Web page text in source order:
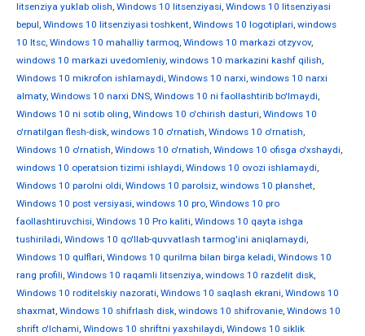
litsenziya yuklab olish, Windows 10 litsenziyasi, Windows 10 litsenziyasi
bepul, Windows 10 litsenziyasi toshkent, Windows 10 logotiplari, windows
10 ltsc, Windows 10 mahalliy tarmoq, Windows 10 markazi otzyvov,
windows 10 markazi uvedomleniy, windows 10 markazini kashf qilish,
Windows 10 mikrofon ishlamaydi, Windows 10 narxi, windows 10 narxi
almaty, Windows 10 narxi DNS, Windows 10 ni faollashtirib bo'lmaydi,
Windows 10 ni sotib oling, Windows 10 o'chirish dasturi, Windows 10
o'rnatilgan flesh-disk, windows 10 o'rnatish, Windows 10 o'rnatish,
Windows 10 o'rnatish, Windows 10 o'rnatish, Windows 10 ofisga o'xshaydi,
windows 10 operatsion tizimi ishlaydi, Windows 10 ovozi ishlamaydi,
Windows 10 parolni oldi, Windows 10 parolsiz, windows 10 planshet,
Windows 10 post versiyasi, windows 10 pro, Windows 10 pro
faollashtiruvchisi, Windows 10 Pro kaliti, Windows 10 qayta ishga
tushiriladi, Windows 10 qo'llab-quvvatlash tarmog'ini aniqlamaydi,
Windows 10 qulflari, Windows 10 qurilma bilan birga keladi, Windows 10
rang profili, Windows 10 raqamli litsenziya, windows 10 razdelit disk,
Windows 10 roditelskiy nazorati, Windows 10 saqlash ekrani, Windows 10
shaxmat, Windows 10 shifrlash disk, windows 10 shifrovanie, Windows 10
shrift o'lchami, Windows 10 shriftni yaxshilaydi, Windows 10 siklik